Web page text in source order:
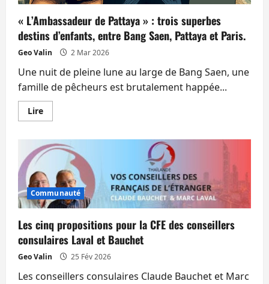
« L’Ambassadeur de Pattaya » : trois superbes
destins d’enfants, entre Bang Saen, Pattaya et Paris.
Geo Valin 2 Mar 2026
Une nuit de pleine lune au large de Bang Saen, une
famille de pêcheurs est brutalement happée...
LireEn
savoir
«
L’Ambassadeur
Pattaya
»
:
trois
superbes
destins
entre
Bang
Saen,
Pattaya
et
Paris.
Communauté
Les cinq propositions pour la CFE des conseillers
consulaires Laval et Bauchet
Geo Valin 25 Fév 2026
Les conseillers consulaires Claude Bauchet et Marc